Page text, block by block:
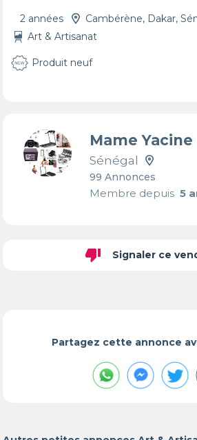
2 années
Cambérène, Dakar,
Art & Artisanat
Produit neuf
Mame Yacine
Sénégal
99 Annonces
Membre depuis5
thumb_down Signaler ce
Partagez cette annonce